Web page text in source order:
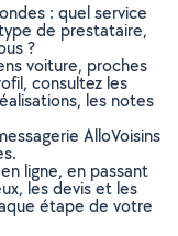
: quel service
de prestataire,
?
voiture, proches
consultez les
les notes
AlloVoisins
ligne, en passant
les devis et les
étape de votre